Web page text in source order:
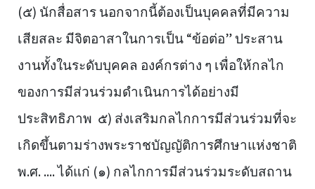
(๕) นักสื่อสาร นอกจากนี้ต้องเป็นบุคคลที่มีความ
เสียสละ มีจิตอาสาในการเป็น “ข้อต่อ” ประสาน
งานทั้งในระดับบุคคล องค์กรต่าง ๆ เพื่อให้กลไก
ของการมีส่วนร่วมดำเนินการได้อย่างมี
ประสิทธิภาพ ๕) ส่งเสริมกลไกการมีส่วนร่วมที่จะ
เกิดขึ้นตามร่างพระราชบัญญัติการศึกษาแห่งชาติ
พ.ศ. .... ได้แก่ (๑) กลไกการมีส่วนร่วมระดับสถาน